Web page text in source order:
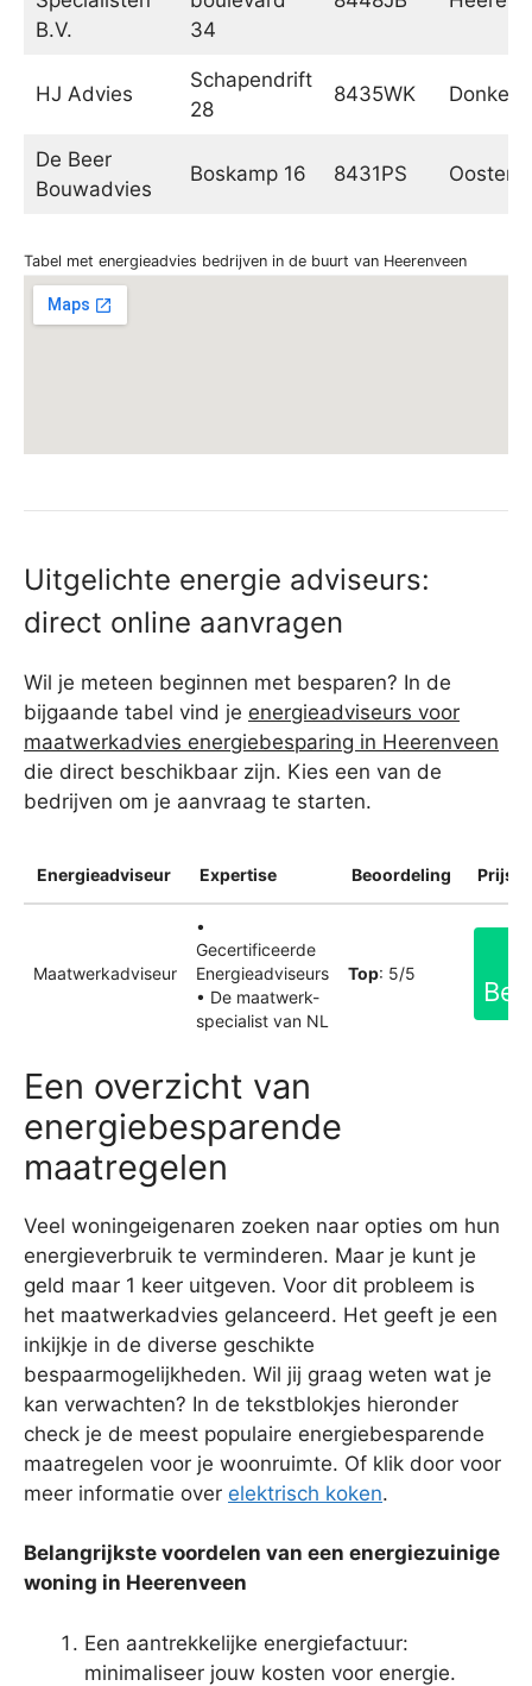
B.V.
34
HJ Advies
Schapendrift
28
8435WK
De Beer
Bouwadvies
Boskamp 16 8431PS
Tabel met energieadvies bedrijven in de buurt van Heerenveen
Uitgelichte energie adviseurs:
direct online aanvragen
Wil je meteen beginnen met besparen? In de
bijgaande tabel vind je energieadviseurs voor
maatwerkadvies energiebesparing in Heerenveen
die direct beschikbaar zijn. Kies een van de
bedrijven om je aanvraag te starten.
Energieadviseur Expertise Beoordeling
Maatwerkadviseur
•
Gecertificeerde
Energieadviseurs
• De maatwerk-
specialist van NL
Top: 5/5
Een overzicht van
energiebesparende
maatregelen
Veel woningeigenaren zoeken naar opties om hun
energieverbruik te verminderen. Maar je kunt je
geld maar 1 keer uitgeven. Voor dit probleem is
het maatwerkadvies gelanceerd. Het geeft je een
inkijkje in de diverse geschikte
bespaarmogelijkheden. Wil jij graag weten wat je
kan verwachten? In de tekstblokjes hieronder
check je de meest populaire energiebesparende
maatregelen voor je woonruimte. Of klik door voor
meer informatie over elektrisch koken.
Belangrijkste voordelen van een energiezuinige
woning in Heerenveen
Een aantrekkelijke energiefactuur:
minimaliseer jouw kosten voor energie.